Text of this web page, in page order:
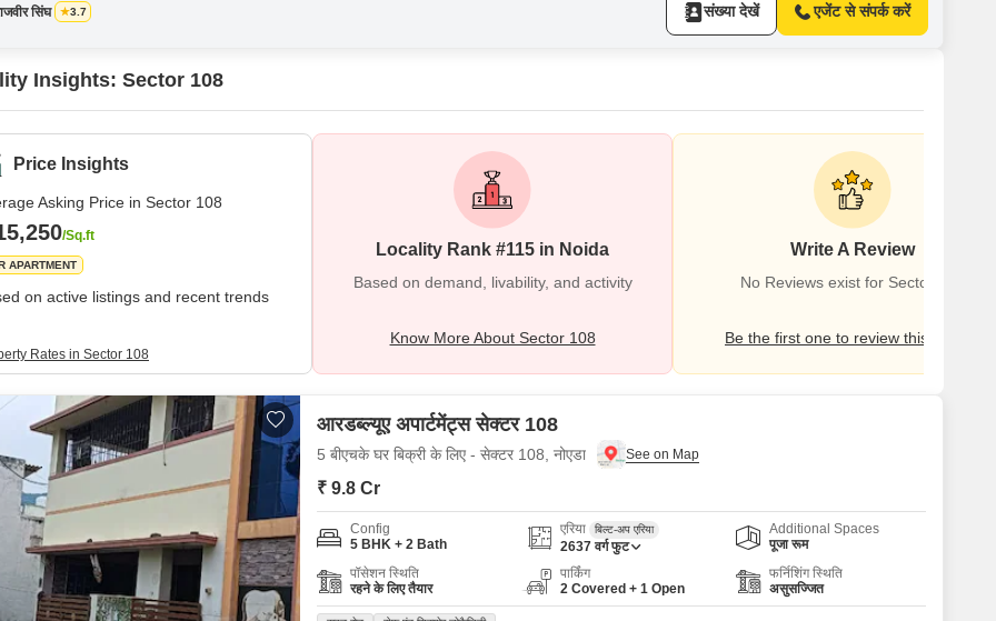
सिंघ 3.7 संख्या देखें एजेंट से संपर्क करें
Insights: Sector 108
Price Insights
Asking Price in Sector 108
/Sq.ft
APARTMENT
on active listings and recent trends
Rates in Sector 108
Locality Rank #115 in Noida
Based on demand, livability, and activity
Know More About Sector 108
Write A Review
No Reviews exist for Sector 108
Be the first one to review this locality
आरडब्ल्यूए अपार्टमेंट्स सेक्टर 108
5 बीएचके घर बिक्री के लिए - सेक्टर 108, नोएडा
₹ 9.8 Cr
Config
5 BHK + 2 Bath
एरिया बिल्ट-अप एरिया
2637 वर्ग फुट
Additional Spaces
पूजा रूम
पॉसेशन स्थिति
रहने के लिए तैयार
पार्किंग
2 Covered + 1 Open
फर्निशिंग स्थिति
असुसज्जित